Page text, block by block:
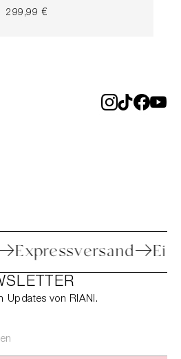
299,99 €
Expressversand
Updates von RIANI.